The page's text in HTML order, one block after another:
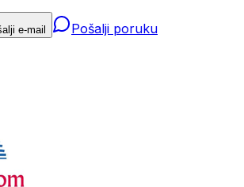
e-mail Pošalji poruku